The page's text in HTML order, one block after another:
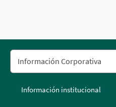
Información institucional